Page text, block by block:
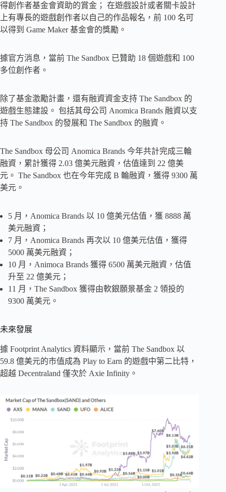
得創作者基金會資助的賞金； 在遊戲設計或者關卡設計
上有專長的遊戲創作者以自己的作品報名，前 100 名可
以得到 Game Maker 基金會的獎勵。
據官方消息，當前 The Sandbox 已贊助 18 個遊戲和 100
多位創作者。
除了基金激勵計畫，還有融資資金支持 The Sandbox 的
遊戲生態建設。 包括其母公司 Anomica Brands 融資以支
持 The Sandbox 的發展和 The Sandbox 的融資。
The Sandbox 母公司 Anomica Brands 今年共計完成三輪
融資，累計獲得 2.03 億美元融資，估值達到 22 億美
元。 The Sandbox 也在今年完成 B 輪融資，獲得 9300 萬
美元。
5 月，Anomica Brands 以 10 億美元估值，獲 8888 萬
美元融資；
7 月，Anomica Brands 再次以 10 億美元估值，獲得
5000 萬美元融資；
10 月，Animoca Brands 獲得 6500 萬美元融資，估值
升至 22 億美元；
11 月，The Sandbox 獲得由軟銀願景基金 2 領投的
9300 萬美元。
未來發展
據 Footprint Analytics 資料顯示，當前 The Sandbox 以
59.8 億美元的市值成為 Play to Earn 的遊戲中第二比特，
超越 Decentraland 僅次於 Axie Infinity。